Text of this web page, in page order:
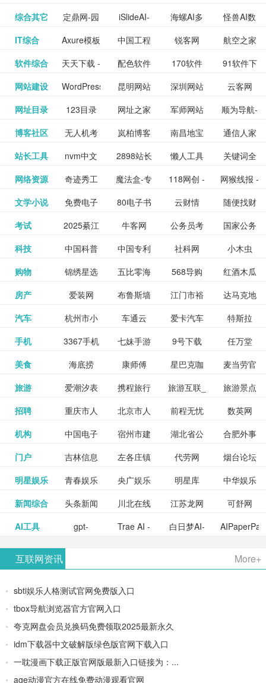
全 频
包括上映
影片的影
讯查询及
购票服
务。你可
和看过的
电影电视
剧，顺便
打分、写
味，豆瓣
电影会推
荐好电影
给你。
_www.sanmao.com.cn_
素材免费
图库
nas论
坛|nas1.cn|nas1|nas
流社区
文写作-AI
毕业设计-
PPT模板
生成
作 - 国内
领先的AI
图片、文
案创作平
讯飞星火-
懂我的AI
助手
更多>>
综合其它 定鼎网-园
林景观建
筑室内设
iSlideAI-
一键生成
PPT模板
海螺AI多
模态大语
言模型
怪兽AI数
字人
九章开物 更多>>
IT综合 Axure模板
网
中国工程
科技知识
中心
锐客网
航空之家
牛品汇
更多>>
软件综合 天天下载 -
绿色精品
软件应用
配色软件
园
170软件
下载站
91软件下
载
yx12345
下载站
更多>>
网站建设 WordPress
主题模板
下载_爱主
昆明网站
建设
深圳网站
建设
云客网
SEO众包
服务平台
深圳网站
建设
更多>>
网址目录 123目录
网
网址之家 军师网站
目录网址
大全
顺为导航-
办公运营
工具导航
易推分类
目录网
更多>>
博客社区 无人机考
证资讯网
岚柏博客 南昌地宝
网_南昌论
坛
通信人家
园
精易论坛 更多>>
站长工具 nvm中文
网
2898站长
资源平台
懒人工具 关键词全
网指数查
询
SEO工具
- 站长之家
更多>>
网络资源 奇迹秀工
具箱-设计
师必备设
辅助神器
魔法盒-专
业的游戏
动画特效
118网创 -
创业项目
资源分享
网猴线报 -
一个简单
且纯粹的
网站
线报酷 -
专注线报
活动
更多>>
文学小说 免费电子
书下载
网,txt小说
完结txt小
说-书本网
80电子书
_八零电子
书_80txt_
云财情 随便找财
经网
钱如故 更多>>
考试 2025綦江
区中考志
愿填报系
牛客网 公务员考
试-中公教
育网
国家公务
员局
公务员考
试信息网
更多>>
科技 中国科普
博览
中国专利
信息网
社科网
小木虫
中国科学
院
更多>>
购物 锦绣星选
海淘
五比零海
淘网
568导购
网
红酒木瓜
靓汤官网
淘宝 更多>>
房产 爱装网 布鲁斯墙
纸
江门市裕
华墙纸
达马克地
产
格莱美墙
纸
更多>>
汽车 杭州市小
客车总量
调控管理
车通云 爱卡汽车
导购
特斯拉
百度有驾
网
更多>>
手机 3367手机
游戏
七妹手游 9号下载
任万堂
游戏邦
更多>>
美食 海底捞 康师傅 星巴克咖
啡
麦当劳官
网
心食谱网 更多>>
旅游 爱潮汐表 携程旅行
网
旅游互联_
景点门票
预订
旅游景点
点评-猫途
鹰
北京旅游
网
更多>>
招聘 重庆市人
力资源和
社会保障
北京市人
力资源和
社会保障
前程无忧
招聘网
数英网
聘才网
更多>>
机构 中国电子
检验检疫
业务网
宿州市建
委网
湖北省公
管局
合肥外事
办
湖北省粮
食局
更多>>
门户 吉林信息
网
左各庄镇
论坛
代劳网
烟台论坛
腾讯充值
中心
更多>>
明星娱乐 青春娱乐
网
央广娱乐
网,
明星库 中华娱乐
网
网易娱乐 更多>>
新闻综合 头条新闻 川北在线 江苏龙网
可舒网
巾帼网
更多>>
AI工具 gpt-
OpenAI最
新AI图像
生成器
Trae AI -
境/深度集
成
Doubao-
白日梦AI-
- AI论文写
高质量
PPT
互联网资讯 More+
sbti娱乐人格测试官网免费版入口
tbox导航浏览器官方官网入口
夸克网盘会员兑换码免费领取2025最新永久
idm下载器中文破解版绿色版官网下载入口
一耽漫画下载正版官网版最新入口链接为：...
age动漫官方在线免费动漫观看官网